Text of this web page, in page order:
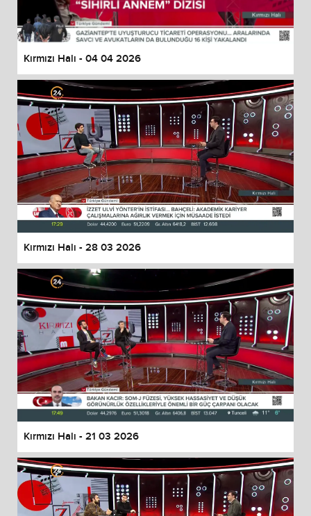
Kırmızı Halı - 04 04 2026
Kırmızı Halı - 28 03 2026
Kırmızı Halı - 21 03 2026